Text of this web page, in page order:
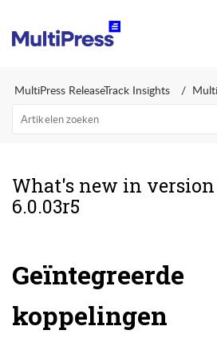
MultiPress ReleaseTrack Insights
What's new in version
6.0.03r5
Geïntegreerde
koppelingen